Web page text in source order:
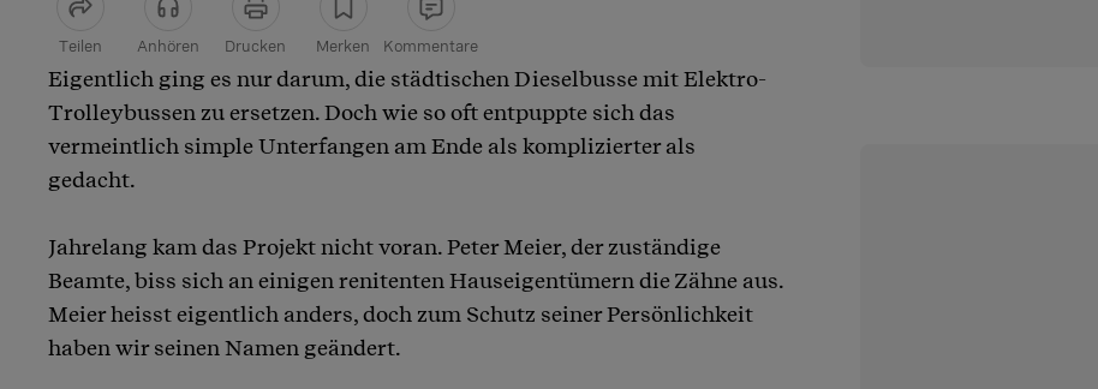
Teilen Anhören Drucken Merken Kommentare
Artikel teilen
Eigentlich ging es nur darum, die städtischen Dieselbusse mit Elektro-
Trolleybussen zu ersetzen. Doch wie so oft entpuppte sich das
vermeintlich simple Unterfangen am Ende als komplizierter als
gedacht.
Jahrelang kam das Projekt nicht voran. Peter Meier, der zuständige
Beamte, biss sich an einigen renitenten Hauseigentümern die Zähne aus.
Meier heisst eigentlich anders, doch zum Schutz seiner Persönlichkeit
haben wir seinen Namen geändert.